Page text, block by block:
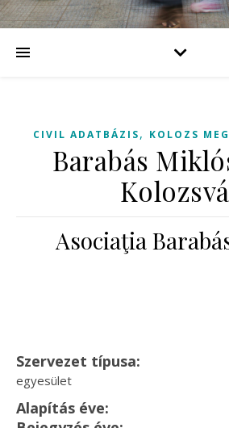
CIVIL ADATBÁZIS, KOLOZS
Barabás
Asociaţia
Szervezet típusa:
egyesület
Alapítás éve: